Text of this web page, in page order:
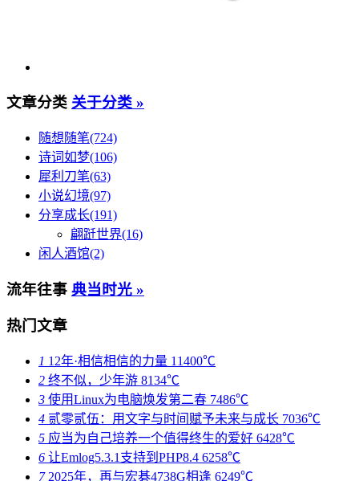
文章分类 关于分类 »
随想随笔(724)
诗词如梦(106)
犀利刀笔(63)
小说幻境(97)
分享成长(191)
翩跹世界(16)
闲人酒馆(2)
流年往事 典当时光 »
热门文章
1 12年·相信相信的力量 11400℃
2 终不似，少年游 8134℃
3 使用Linux为电脑焕发第二春 7486℃
4 贰零贰伍：用文字与时间赋予未来与成长 7036℃
5 应当为自己培养一个值得终生的爱好 6428℃
6 让Emlog5.3.1支持到PHP8.4 6258℃
72025年，再与宏碁4738G相逢 6249℃